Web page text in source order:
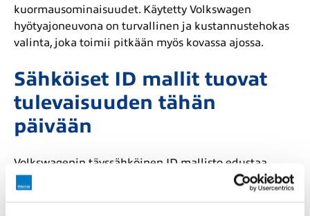
kuormausominaisuudet. Käytetty Volkswagen
hyötyajoneuvona on turvallinen ja kustannustehokas
valinta, joka toimii pitkään myös kovassa ajossa.
Sähköiset ID mallit tuovat
tulevaisuuden tähän
päivään
Volkswagenin täyssähköinen ID mallisto edustaa
uudenlaista liikkumisen tapaa, jossa yhdistyvät
suorituskyky, hiljaisuus ja vastuullisuus. ID 3 tarjoaa